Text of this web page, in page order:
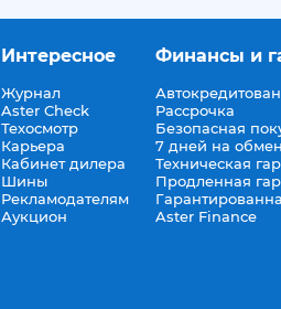
Интересное
Журнал
Aster Check
Техосмотр
Карьера
Кабинет дилера
Шины
Рекламодателям
Аукцион
Финансы и
Рассрочка
Безопасная
7 дней на обмен
Техническая
Продленная
Aster Finance